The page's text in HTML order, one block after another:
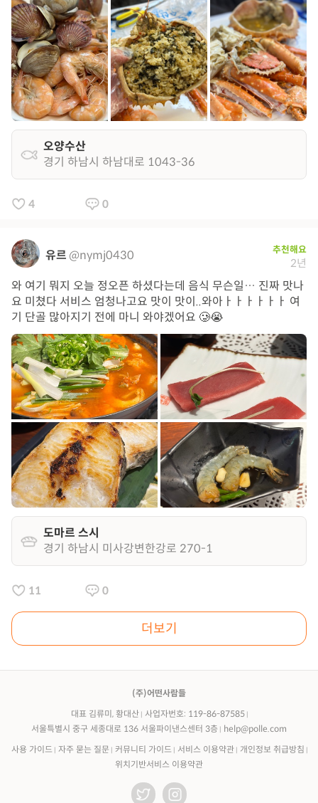
오양수산
경기 하남시 하남대로 1043-36
4 0
유르 @nymj0430 추천해요
2년
와 여기 뭐지 오늘 정오픈 하셨다는데 음식 무슨일… 진짜 맛나
요 미쳤다 서비스 엄청나고요 맛이 맛이..와아ㅏㅏㅏㅏㅏㅏ 여
기 단골 많아지기 전에 마니 와야겠어요 🥲😭
도마르 스시
경기 하남시 미사강변한강로 270-1
11 0
더보기
(주)어떤사람들
대표 김류미, 황대산
사업자번호: 119-86-87585
서울특별시 중구 세종대로 136 서울파이낸스센터 3층
help@polle.com
사용 가이드 자주 묻는 질문 커뮤니티 가이드 서비스 이용약관
개인정보 취급방침
위치기반서비스 이용약관